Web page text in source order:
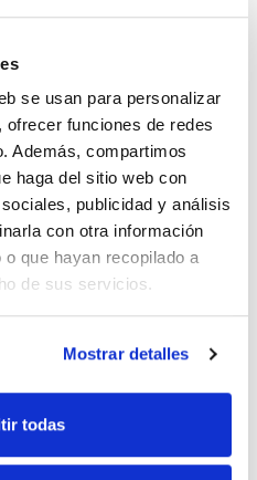
se usan para personalizar
funciones de redes
Además, compartimos
haga del sitio web con
publicidad y análisis
con otra información
que hayan recopilado a
de sus servicios.
Mostrar detalles
todas
criterio del
Santiago
Prepara tu